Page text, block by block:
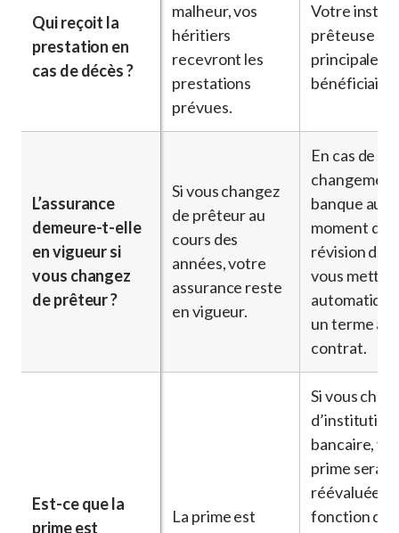
Qui reçoit la
prestation en
cas de décès ?
malheur, vos
héritiers
recevront les
prestations
prévues.
Votre
prêteuse
principale
bénéficiaire.
L’assurance
demeure-t-elle
en vigueur si
vous changez
de prêteur ?
Si vous changez
de prêteur au
cours des
années, votre
assurance reste
en vigueur.
En cas de
banque au
moment de
révision du
vous mettez
un terme à
contrat.
Est-ce que la
prime est
La prime est
Si vous
d’institution
bancaire,
prime sera
réévaluée
fonction de